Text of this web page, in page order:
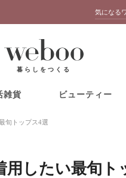
暮らしをつくる
雑貨 ビューティー
旬トップス4選
用したい最旬ト